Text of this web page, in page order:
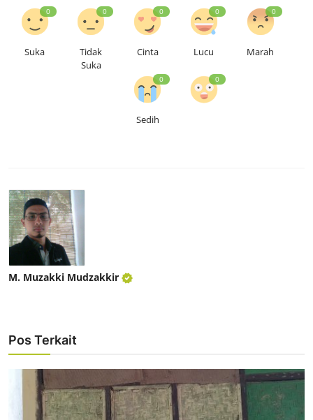
0
Suka
0
Tidak
Suka
0
Cinta
0
Lucu
0
Marah
0
Sedih
0
M. Muzakki Mudzakkir
Pos Terkait